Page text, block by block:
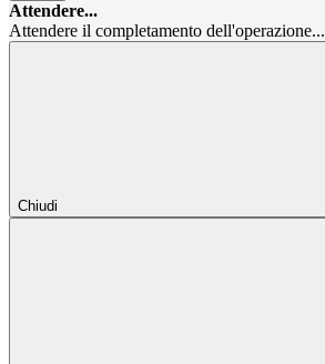
Attendere...
Attendere il completamento dell'operazione...
Chiudi